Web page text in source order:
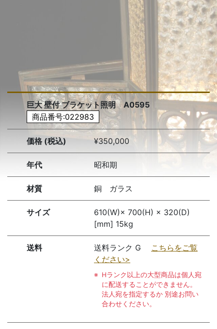
巨大 壁付 ブラケット照明 A0595
商品番号:022983
価格 (税込) ¥350,000
年代 昭和期
材質 銅 ガラス
サイズ
610(W)× 700(H) × 320(D)
[mm] 15kg
送料 送料ランク G こちらをご覧
ください>
Hランク以上の大型商品は個人宛
に配送することができません。
法人宛を指定するか 別途お問い
合わせください。